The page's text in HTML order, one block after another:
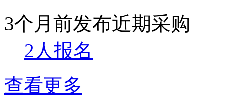
3个月前发布近期采购
2人报名
查看更多